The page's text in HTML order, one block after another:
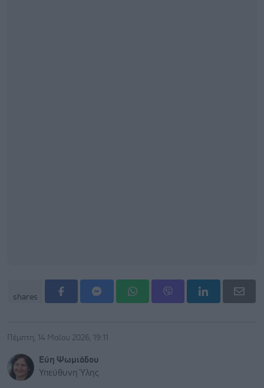
shares
Πέμπτη, 14 Μαΐου 2026, 19:11
Εύη Ψωμιάδου
Υπεύθυνη Ύλης